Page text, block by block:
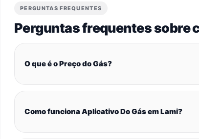
PERGUNTAS FREQUENTES
Perguntas frequentes sobre
O que é o Preço do Gás?
Como funciona Aplicativo Do Gás em Lami?